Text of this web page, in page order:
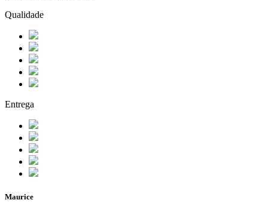
Qualidade
Entrega
Maurice